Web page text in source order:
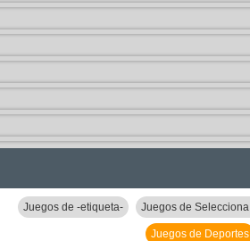
Juegos de -etiqueta- Juegos de
Juegos de Deportes